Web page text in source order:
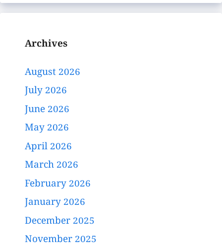
Archives
August 2026
July 2026
June 2026
May 2026
April 2026
March 2026
February 2026
January 2026
December 2025
November 2025